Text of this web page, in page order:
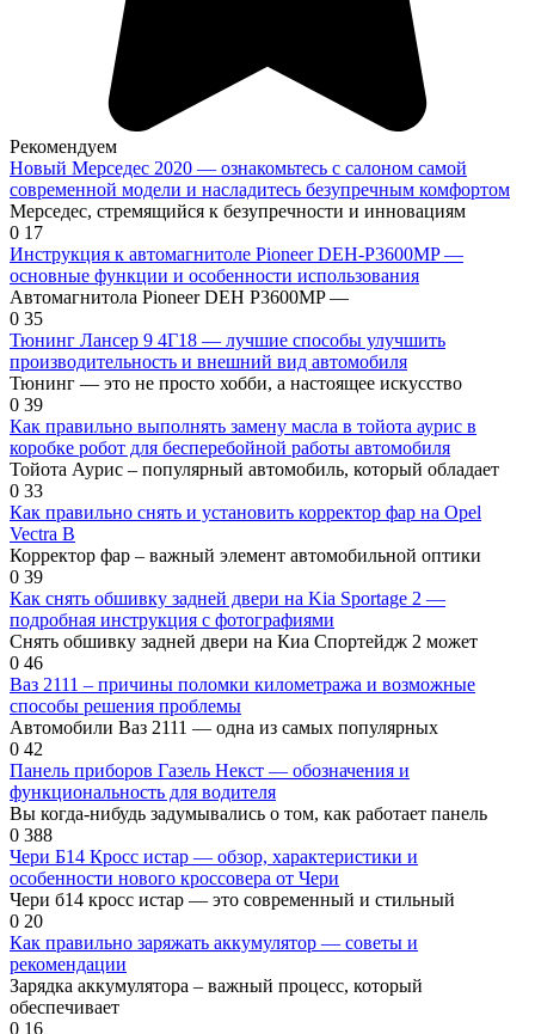
Рекомендуем
Новый Мерседес 2020 — ознакомьтесь с салоном самой
современной модели и насладитесь безупречным комфортом
Мерседес, стремящийся к безупречности и инновациям
0 17
Инструкция к автомагнитоле Pioneer DEH-P3600MP —
основные функции и особенности использования
Автомагнитола Pioneer DEH P3600MP —
0 35
Тюнинг Лансер 9 4Г18 — лучшие способы улучшить
производительность и внешний вид автомобиля
Тюнинг — это не просто хобби, а настоящее искусство
0 39
Как правильно выполнять замену масла в тойота аурис в
коробке робот для бесперебойной работы автомобиля
Тойота Аурис – популярный автомобиль, который обладает
0 33
Как правильно снять и установить корректор фар на Opel
Vectra B
Корректор фар – важный элемент автомобильной оптики
0 39
Как снять обшивку задней двери на Kia Sportage 2 —
подробная инструкция с фотографиями
Снять обшивку задней двери на Киа Спортейдж 2 может
0 46
Ваз 2111 – причины поломки километража и возможные
способы решения проблемы
Автомобили Ваз 2111 — одна из самых популярных
0 42
Панель приборов Газель Некст — обозначения и
функциональность для водителя
Вы когда-нибудь задумывались о том, как работает панель
0 388
Чери Б14 Кросс истар — обзор, характеристики и
особенности нового кроссовера от Чери
Чери б14 кросс истар — это современный и стильный
0 20
Как правильно заряжать аккумулятор — советы и
рекомендации
Зарядка аккумулятора – важный процесс, который
обеспечивает
0 16